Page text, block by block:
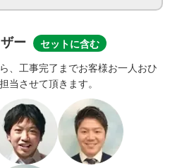
ー セットに含む
、工事完了までお客様お一人おひ
当させて頂きます。